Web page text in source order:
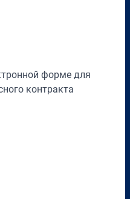
форме для
контракта